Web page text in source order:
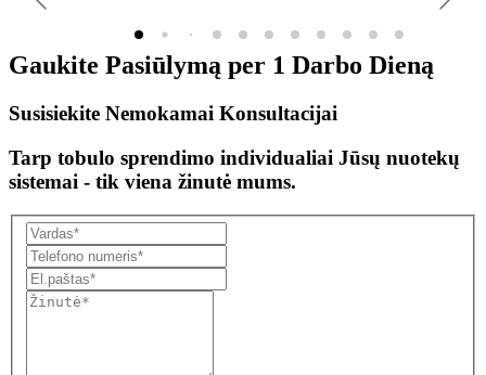
Gaukite Pasiūlymą per 1 Darbo Dieną
Susisiekite Nemokamai Konsultacijai
Tarp tobulo sprendimo individualiai Jūsų nuotekų
sistemai - tik viena žinutė mums.